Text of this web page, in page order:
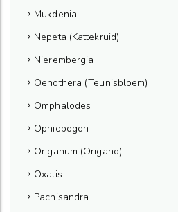
Mukdenia
Nepeta (Kattekruid)
Nierembergia
Oenothera (Teunisbloem)
Omphalodes
Ophiopogon
Origanum (Origano)
Oxalis
Pachisandra